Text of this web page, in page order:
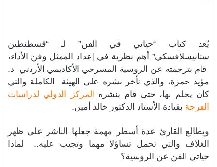
يُعد كتاب “حياتي في الفن” لـ “قسطنطين
ستانيسلافسكي” أهم نظرية في إعداد الممثل وفن الأداء،
قام بترجمته عن الروسية المسرحي الأكاديمي الأردني د.
مؤيد حمزة، والذي تأخر نشره على الهيئة الكاملة والتي
كان يحلم بها، حتى قام بنشره المركز الدولي لدراسات
الفرجة بقيادة الأستاذ الدكتور خالد أمين.
ويطالع القارئ عدة أسطر مهمة جعلها الناشر على ظهر
الغلاف والتي تحمل تساؤلا مهما وتجيب عليه.. لماذا
حياتي الفن عن الروسية؟